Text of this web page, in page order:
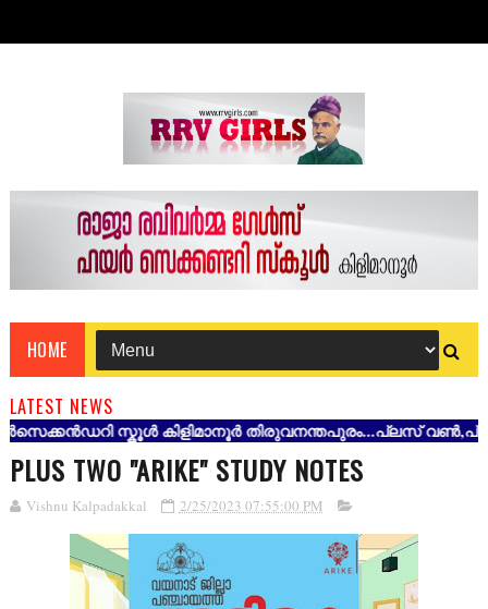
HOME
LATEST NEWS
സ്കൂൾ കിളിമാനൂർ തിരുവനന്തപുരം...പ്ലസ്
PLUS TWO "ARIKE" STUDY NOTES
Vishnu Kalpadakkal 2/25/2023 07:55:00 PM